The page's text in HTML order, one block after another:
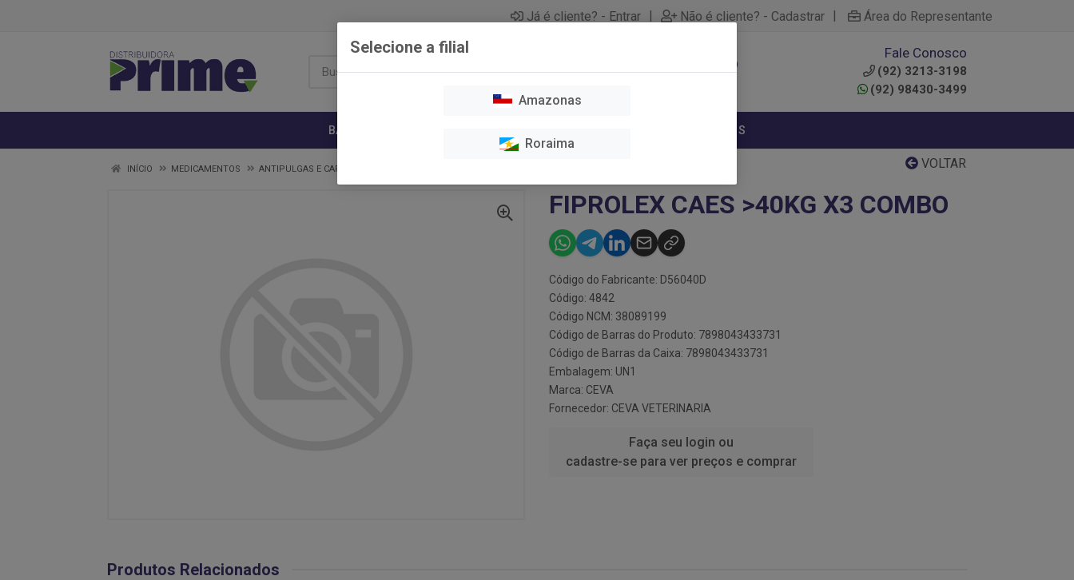
Já é cliente? - Entrar | Não é cliente? - Cadastrar | Área do Representante
Fale Conosco
(92) 3213-3198
(92) 98430-3499
BANHO E TOSA MEDICAMENTOS
VOLTAR
INÍCIO MEDICAMENTOS ANTIPULGAS E CARRAPATOS
FIPROLEX CAES >40KG X3 COMBO
Código do Fabricante: D56040D
Código: 4842
Código NCM: 38089199
Código de Barras do Produto: 7898043433731
Código de Barras da Caixa: 7898043433731
Embalagem: UN1
Marca: CEVA
Fornecedor: CEVA VETERINARIA
Faça seu login ou
cadastre-se para ver preços e comprar
Produtos Relacionados
Selecione a filial
Amazonas
Roraima